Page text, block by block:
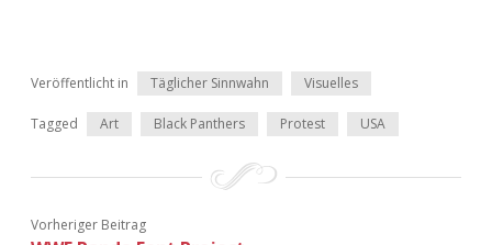
Veröffentlicht in Täglicher Sinnwahn Visuelles
Tagged Art Black Panthers Protest USA
Vorheriger Beitrag